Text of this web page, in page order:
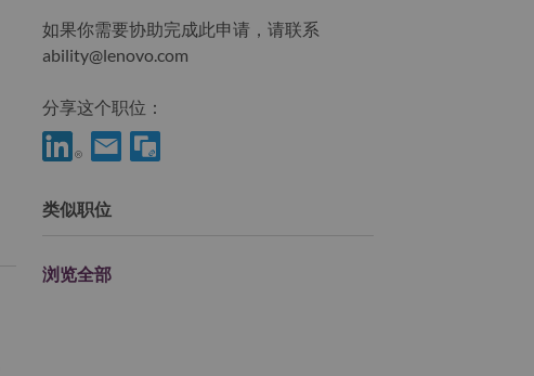
如果你需要协助完成此申请，请联系
ability@lenovo.com
分享这个职位：
类似职位
浏览全部